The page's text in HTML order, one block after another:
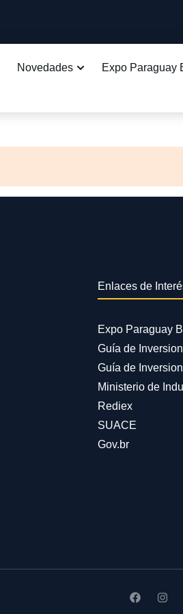
Novedades Expo Paraguay
Enlaces de
Expo Paraguay
Guía de
Guía de
Ministerio de
Rediex
SUACE
Gov.br